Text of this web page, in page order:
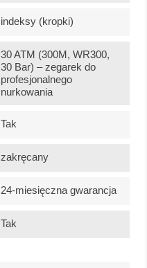
indeksy (kropki)
30 ATM (300M, WR300,
30 Bar) – zegarek do
profesjonalnego
nurkowania
Tak
zakręcany
24-miesięczna gwarancja
Tak